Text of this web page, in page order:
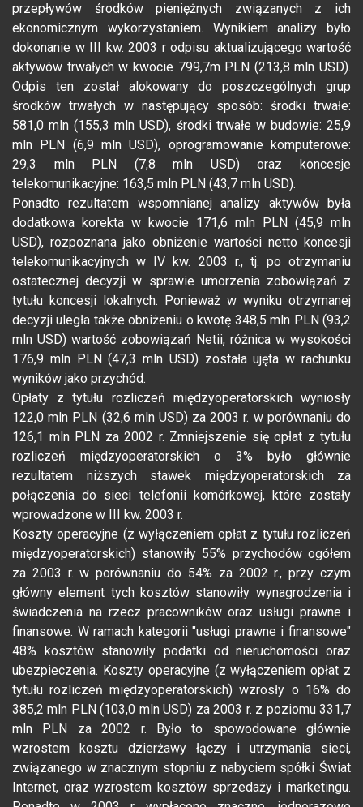
przepływów środków pieniężnych związanych z ich
ekonomicznym wykorzystaniem. Wynikiem analizy było
dokonanie w III kw. 2003 r odpisu aktualizującego wartość
aktywów trwałych w kwocie 799,7m PLN (213,8 mln USD).
Odpis ten został alokowany do poszczególnych grup
środków trwałych w następujący sposób: środki trwałe:
581,0 mln (155,3 mln USD), środki trwałe w budowie: 25,9
mln PLN (6,9 mln USD), oprogramowanie komputerowe:
29,3 mln PLN (7,8 mln USD) oraz koncesje
telekomunikacyjne: 163,5 mln PLN (43,7 mln USD).
Ponadto rezultatem wspomnianej analizy aktywów była
dodatkowa korekta w kwocie 171,6 mln PLN (45,9 mln
USD), rozpoznana jako obniżenie wartości netto koncesji
telekomunikacyjnych w IV kw. 2003 r., tj. po otrzymaniu
ostatecznej decyzji w sprawie umorzenia zobowiązań z
tytułu koncesji lokalnych. Ponieważ w wyniku otrzymanej
decyzji uległa także obniżeniu o kwotę 348,5 mln PLN (93,2
mln USD) wartość zobowiązań Netii, różnica w wysokości
176,9 mln PLN (47,3 mln USD) została ujęta w rachunku
wyników jako przychód.
Opłaty z tytułu rozliczeń międzyoperatorskich wyniosły
122,0 mln PLN (32,6 mln USD) za 2003 r. w porównaniu do
126,1 mln PLN za 2002 r. Zmniejszenie się opłat z tytułu
rozliczeń międzyoperatorskich o 3% było głównie
rezultatem niższych stawek międzyoperatorskich za
połączenia do sieci telefonii komórkowej, które zostały
wprowadzone w III kw. 2003 r.
Koszty operacyjne (z wyłączeniem opłat z tytułu rozliczeń
międzyoperatorskich) stanowiły 55% przychodów ogółem
za 2003 r. w porównaniu do 54% za 2002 r., przy czym
główny element tych kosztów stanowiły wynagrodzenia i
świadczenia na rzecz pracowników oraz usługi prawne i
finansowe. W ramach kategorii "usługi prawne i finansowe"
48% kosztów stanowiły podatki od nieruchomości oraz
ubezpieczenia. Koszty operacyjne (z wyłączeniem opłat z
tytułu rozliczeń międzyoperatorskich) wzrosły o 16% do
385,2 mln PLN (103,0 mln USD) za 2003 r. z poziomu 331,7
mln PLN za 2002 r. Było to spowodowane głównie
wzrostem kosztu dzierżawy łączy i utrzymania sieci,
związanego w znacznym stopniu z nabyciem spółki Świat
Internet, oraz wzrostem kosztów sprzedaży i marketingu.